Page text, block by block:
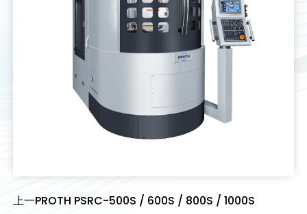
上一PROTH PSRC-500S / 600S / 800S / 1000S